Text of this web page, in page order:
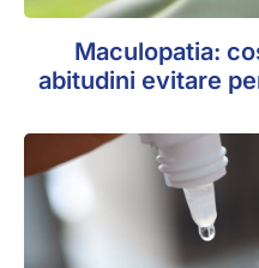
Maculopatia:
abitudini evitare